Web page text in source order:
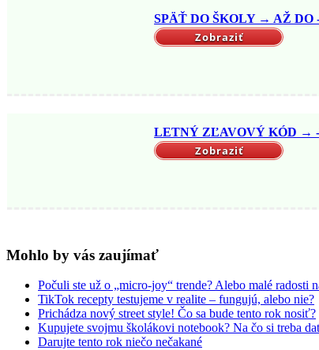
SPÄŤ DO ŠKOLY → AŽ DO
Zobraziť
LETNÝ ZĽAVOVÝ KÓD → -
Zobraziť
Mohlo by vás zaujímať
Počuli ste už o „micro-joy“ trende? Alebo malé radosti
TikTok recepty testujeme v realite – fungujú, alebo nie?
Prichádza nový street style! Čo sa bude tento rok nosiť?
Kupujete svojmu školákovi notebook? Na čo si treba
Darujte tento rok niečo nečakané